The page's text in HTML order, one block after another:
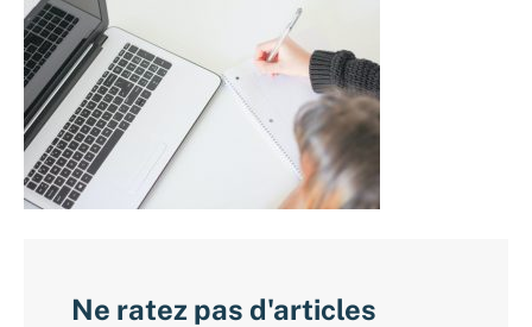
Ne ratez pas d'articles